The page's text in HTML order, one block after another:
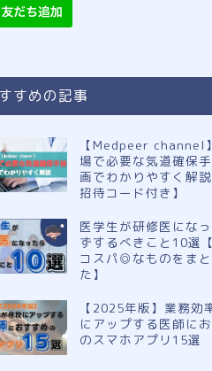
すめの記事
【Medpeer channel
場で必要な気道確保
画でわかりやすく解
招待コード付き】
医学生が研修医にな
ずするべきこと10選
コスパ◎なものをま
た】
【2025年版】業務効
にアップする医師に
のスマホアプリ15選